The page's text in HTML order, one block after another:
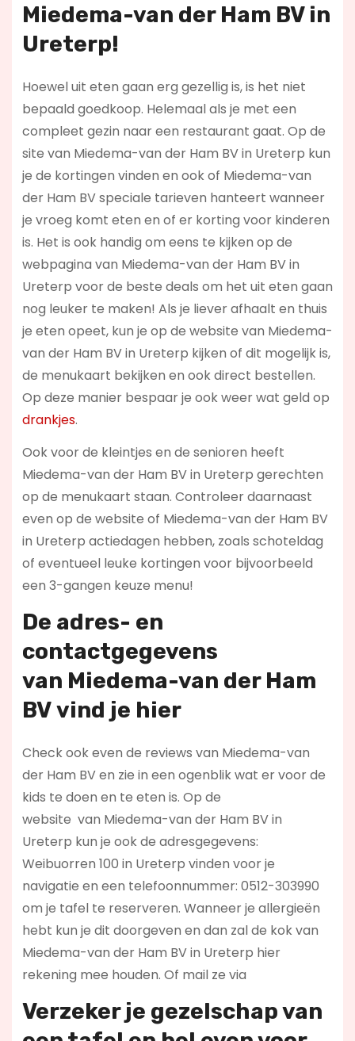
Miedema-van der Ham BV in
Ureterp!
Hoewel uit eten gaan erg gezellig is, is het niet
bepaald goedkoop. Helemaal als je met een
compleet gezin naar een restaurant gaat. Op de
site van Miedema-van der Ham BV in Ureterp kun
je de kortingen vinden en ook of Miedema-van
der Ham BV speciale tarieven hanteert wanneer
je vroeg komt eten en of er korting voor kinderen
is. Het is ook handig om eens te kijken op de
webpagina van Miedema-van der Ham BV in
Ureterp voor de beste deals om het uit eten gaan
nog leuker te maken! Als je liever afhaalt en thuis
je eten opeet, kun je op de website van Miedema-
van der Ham BV in Ureterp kijken of dit mogelijk is,
de menukaart bekijken en ook direct bestellen.
Op deze manier bespaar je ook weer wat geld op
drankjes.
Ook voor de kleintjes en de senioren heeft
Miedema-van der Ham BV in Ureterp gerechten
op de menukaart staan. Controleer daarnaast
even op de website of Miedema-van der Ham BV
in Ureterp actiedagen hebben, zoals schoteldag
of eventueel leuke kortingen voor bijvoorbeeld
een 3-gangen keuze menu!
De adres- en
contactgegevens
van Miedema-van der Ham
BVvind je hier
Check ook even de reviews van Miedema-van
der Ham BV en zie in een ogenblik wat er voor de
kids te doen en te eten is. Op de
website van Miedema-van der Ham BV in
Ureterp kun je ook de adresgegevens:
Weibuorren 100 in Ureterp vinden voor je
navigatie en een telefoonnummer: 0512-303990
om je tafel te reserveren. Wanneer je allergieën
hebt kun je dit doorgeven en dan zal de kok van
Miedema-van der Ham BV in Ureterp hier
rekening mee houden. Of mail ze via
Verzeker je gezelschap van